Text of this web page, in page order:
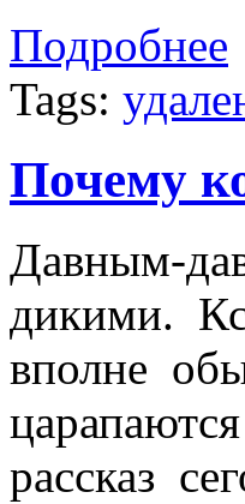
Подробнее
Tags:
Почему
Давным-
дикими.
вполне
рассказ